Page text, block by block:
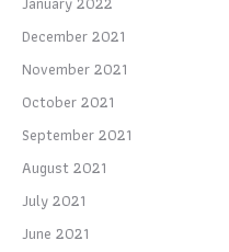
December 2021
November 2021
October 2021
September 2021
August 2021
July 2021
June 2021